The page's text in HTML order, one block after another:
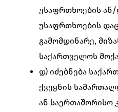
უსაფრთხოების
უსაფრთხოების
გამომდინარე,
საქართველოს
დ) იძებნება
ქვეყნის
ან საერთაშორისო